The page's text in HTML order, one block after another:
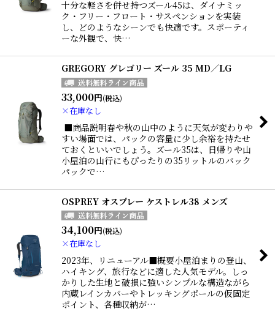
十分な軽さを併せ持つズール45は、ダイナミッ
ク・フリー・フロート・サスペンションを実装
し、どのようなシーンでも快適です。スポーティ
ーな外観で、快…
GREGORY グレゴリー ズール 35 MD／LG
33,000円(税込)
×在庫なし
■商品説明春や秋の山中のように天気が変わりや
すい場面では、パックの容量に少し余裕を持たせ
ておくといいでしょう。ズール35は、日帰りや山
小屋泊の山行にもぴったりの35リットルのバック
パックで…
OSPREY オスプレー ケストレル38 メンズ
34,100円(税込)
×在庫なし
2023年、リニューアル■概要小屋泊まりの登山、
ハイキング、旅行などに適した人気モデル。しっ
かりした生地と破損に強いシンプルな構造ながら
内蔵レインカバーやトレッキングポールの仮固定
ポイント、各種収納が…